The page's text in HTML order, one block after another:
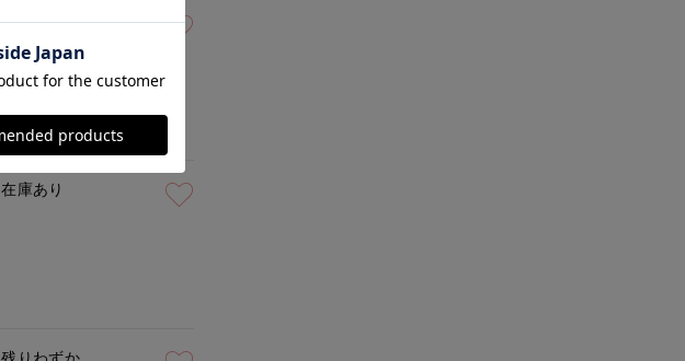
在庫あり
在庫あり
残りわずか